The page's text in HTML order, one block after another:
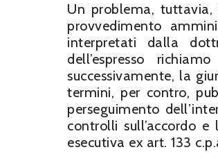
Un problema,
provvedimento
interpretati dalla
dell’espresso
successivamente, la
termini, per contro,
perseguimento
controlli sull’accordo
esecutiva ex art. 133